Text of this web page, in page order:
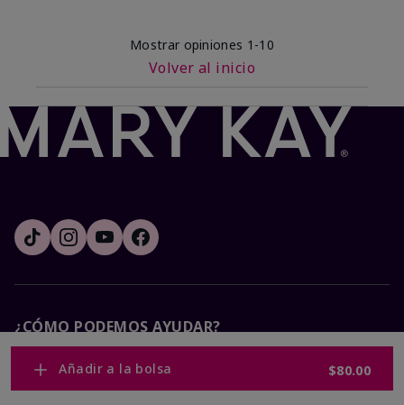
Añadir a la bolsa $80.00
Mostrar opiniones 1-10
Volver al inicio
¿CÓMO PODEMOS AYUDAR?
Recibe e-mails